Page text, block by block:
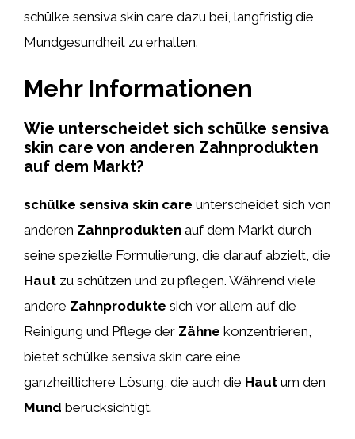
schülke sensiva skin care dazu bei, langfristig die
Mundgesundheit zu erhalten.
Mehr Informationen
Wie unterscheidet sich schülke sensiva
skin care von anderen Zahnprodukten
auf dem Markt?
schülke sensiva skin care unterscheidet sich von
anderen Zahnprodukten auf dem Markt durch
seine spezielle Formulierung, die darauf abzielt, die
Haut zu schützen und zu pflegen. Während viele
andere Zahnprodukte sich vor allem auf die
Reinigung und Pflege der Zähne konzentrieren,
bietet schülke sensiva skin care eine
ganzheitlichere Lösung, die auch die Haut um den
Mund berücksichtigt.